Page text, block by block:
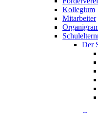
Kollegium
Mitarbeiter
Der